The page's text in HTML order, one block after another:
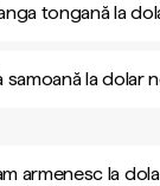
tongană la
samoană la dolar
armenesc la